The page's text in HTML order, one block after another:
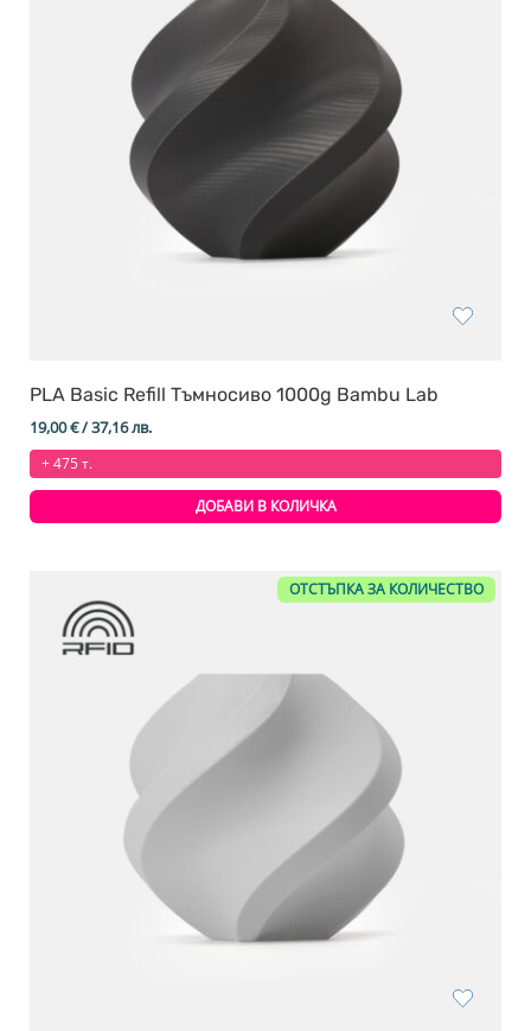
PLA Basic Refill Тъмносиво 1000g Bambu Lab
19,00€/ 37,16 лв.
+ 475 т.
ДОБАВИ В КОЛИЧКА
ОТСТЪПКА ЗА КОЛИЧЕСТВО